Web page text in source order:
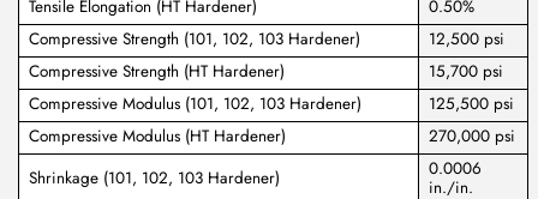
Tensile Elongation (HT Hardener)
0.50%
Compressive Strength (101, 102, 103 Hardener)
12,500 psi
Compressive Strength (HT Hardener)
15,700 psi
Compressive Modulus (101, 102, 103 Hardener)
125,500 psi
Compressive Modulus (HT Hardener)
270,000 psi
Shrinkage (101, 102, 103 Hardener)
0.0006
in./in.